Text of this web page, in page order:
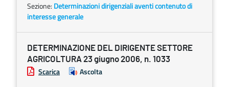
Sezione: Determinazioni dirigenziali aventi contenuto di
interesse generale
DETERMINAZIONE DEL DIRIGENTE SETTORE
AGRICOLTURA 23 giugno 2006, n. 1033
Scarica Ascolta